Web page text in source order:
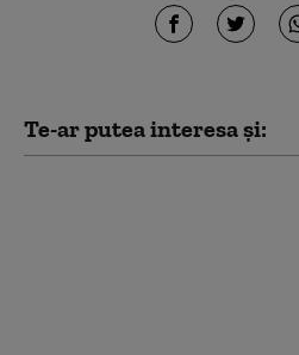
Te-ar putea interesa și: